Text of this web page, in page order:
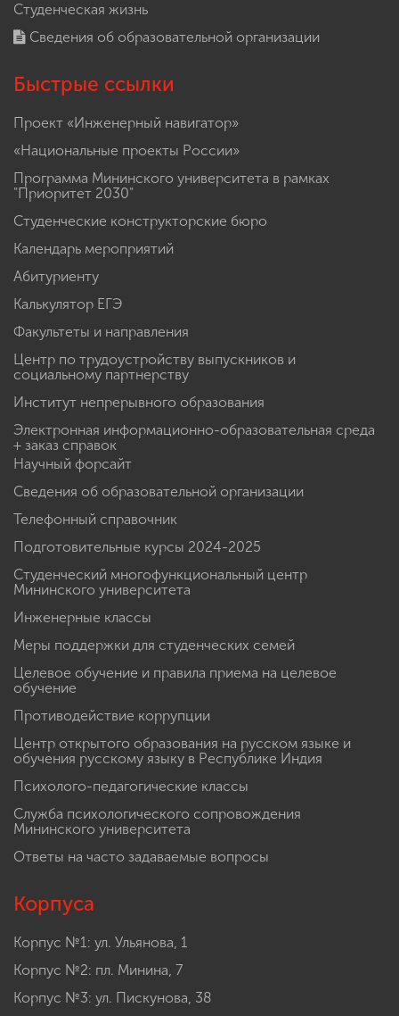
Студенческая жизнь
Сведения об образовательной организации
Быстрые ссылки
Проект «Инженерный навигатор»
«Национальные проекты России»
Программа Мининского университета в рамках
"Приоритет 2030"
Студенческие конструкторские бюро
Календарь мероприятий
Абитуриенту
Калькулятор ЕГЭ
Факультеты и направления
Центр по трудоустройству выпускников и
социальному партнерству
Институт непрерывного образования
Электронная информационно-образовательная среда
+ заказ справок
Научный форсайт
Сведения об образовательной организации
Телефонный справочник
Подготовительные курсы 2024-2025
Студенческий многофункциональный центр
Мининского университета
Инженерные классы
Меры поддержки для студенческих семей
Целевое обучение и правила приема на целевое
обучение
Противодействие коррупции
Центр открытого образования на русском языке и
обучения русскому языку в Республике Индия
Психолого-педагогические классы
Служба психологического сопровождения
Мининского университета
Ответы на часто задаваемые вопросы
Корпуса
Корпус №1: ул. Ульянова, 1
Корпус №2: пл. Минина, 7
Корпус №3: ул. Пискунова, 38